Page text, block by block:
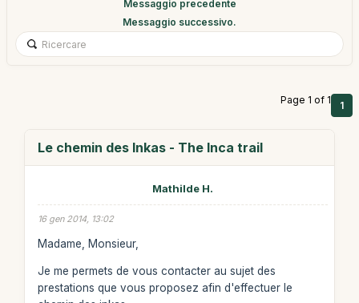
Messaggio precedente
Messaggio successivo.
Page 1 of 1 1
Le chemin des Inkas - The Inca trail
Mathilde H.
16 gen 2014, 13:02
Madame, Monsieur,
Je me permets de vous contacter au sujet des
prestations que vous proposez afin d'effectuer le